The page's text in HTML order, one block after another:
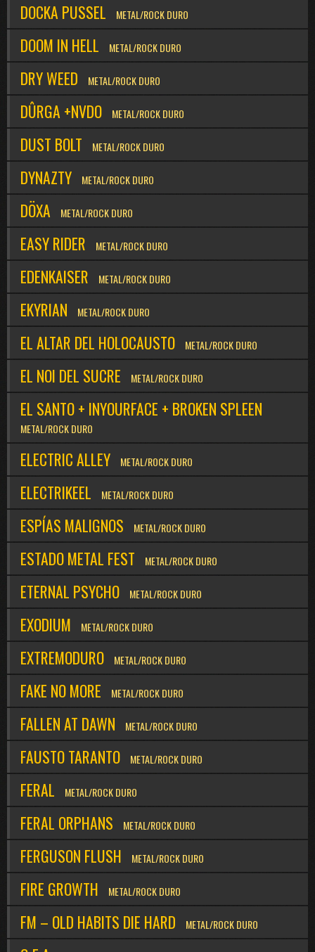
DOCKA PUSSEL METAL/ROCK DURO
DOOM IN HELL METAL/ROCK DURO
DRY WEED METAL/ROCK DURO
DÛRGA +NVDO METAL/ROCK DURO
DUST BOLT METAL/ROCK DURO
DYNAZTY METAL/ROCK DURO
DÖXA METAL/ROCK DURO
EASY RIDER METAL/ROCK DURO
EDENKAISER METAL/ROCK DURO
EKYRIAN METAL/ROCK DURO
EL ALTAR DEL HOLOCAUSTO METAL/ROCK DURO
EL NOI DEL SUCRE METAL/ROCK DURO
EL SANTO + INYOURFACE + BROKEN SPLEEN
METAL/ROCK DURO
ELECTRIC ALLEY METAL/ROCK DURO
ELECTRIKEEL METAL/ROCK DURO
ESPÍAS MALIGNOS METAL/ROCK DURO
ESTADO METAL FEST METAL/ROCK DURO
ETERNAL PSYCHO METAL/ROCK DURO
EXODIUM METAL/ROCK DURO
EXTREMODURO METAL/ROCK DURO
FAKE NO MORE METAL/ROCK DURO
FALLEN AT DAWN METAL/ROCK DURO
FAUSTO TARANTO METAL/ROCK DURO
FERAL METAL/ROCK DURO
FERAL ORPHANS METAL/ROCK DURO
FERGUSON FLUSH METAL/ROCK DURO
FIRE GROWTH METAL/ROCK DURO
FM – OLD HABITS DIE HARD METAL/ROCK DURO